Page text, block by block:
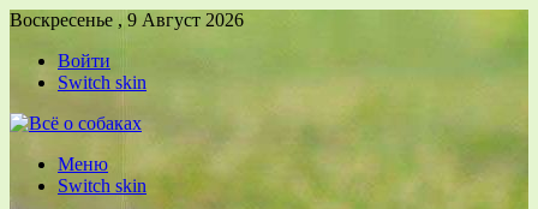
Воскресенье , 9 Август 2026
Войти
Switch skin
Меню
Switch skin